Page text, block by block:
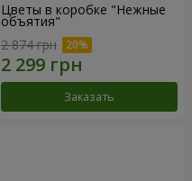
Цветы в коробке "Нежные
объятия"
2 874 грн
Заказать